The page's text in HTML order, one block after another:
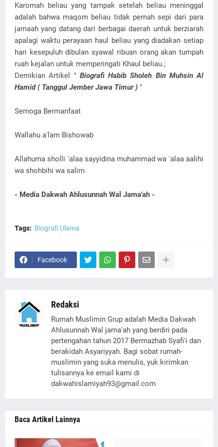
Karomah beliau yang tampak setelah beliau meninggal
adalah bahwa maqom beliau tidak pernah sepi dari para
jamaah yang datang dari berbagai daerah untuk berziarah
apalagi waktu perayaan haul beliau yang diadakan setiap
hari kesepuluh dibulan syawal ribuan orang akan tumpah
ruah kejalan untuk memperingati Khaul beliau.;
Demikian Artikel " Biografi Habib Sholeh Bin Muhsin Al
Hamid ( Tanggul Jember Jawa Timur ) "
Semoga Bermanfaat
Wallahu a'lam Bishowab
Allahuma sholli 'alaa sayyidina muhammad wa 'alaa aalihi
wa shohbihi wa salim
- Media Dakwah Ahlusunnah Wal Jama'ah -
Tags: Biografi Ulama
Facebook
Redaksi
Rumah Muslimin Grup adalah Media Dakwah
Ahlusunnah Wal jama'ah yang berdiri pada
pertengahan tahun 2017 Bermazhab Syafi'i dan
berakidah Asyariyyah. Bagi sobat rumah-
muslimin yang suka menulis, yuk kirimkan
tulisannya ke email kami di
dakwahislamiyah93@gmail.com
Baca Artikel Lainnya